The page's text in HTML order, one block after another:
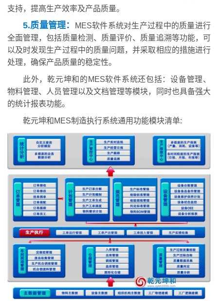
支持，提高生产效率及产品质量。
5.质量管理：
MES软件系统对生产过程中的质量进行
全面管理，包括质量检测、质量评价、质量追溯等功能，可
以及时发现生产过程中的质量问题，并采取相应的措施进行
处理，确保产品质量的稳定性。
此外，乾元坤和的MES软件系统还包括：设备管理、
物料管理、人员管理以及文档管理等模块，同时也具备强大
的统计报表功能。
乾元坤和MES制造执行系统通用功能模块清单: